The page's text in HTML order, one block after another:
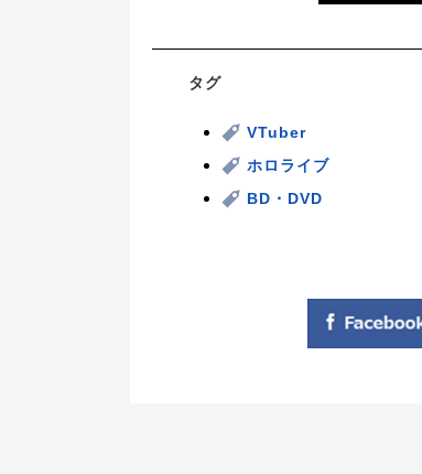
タグ
VTuber
ホロライブ
BD・DVD